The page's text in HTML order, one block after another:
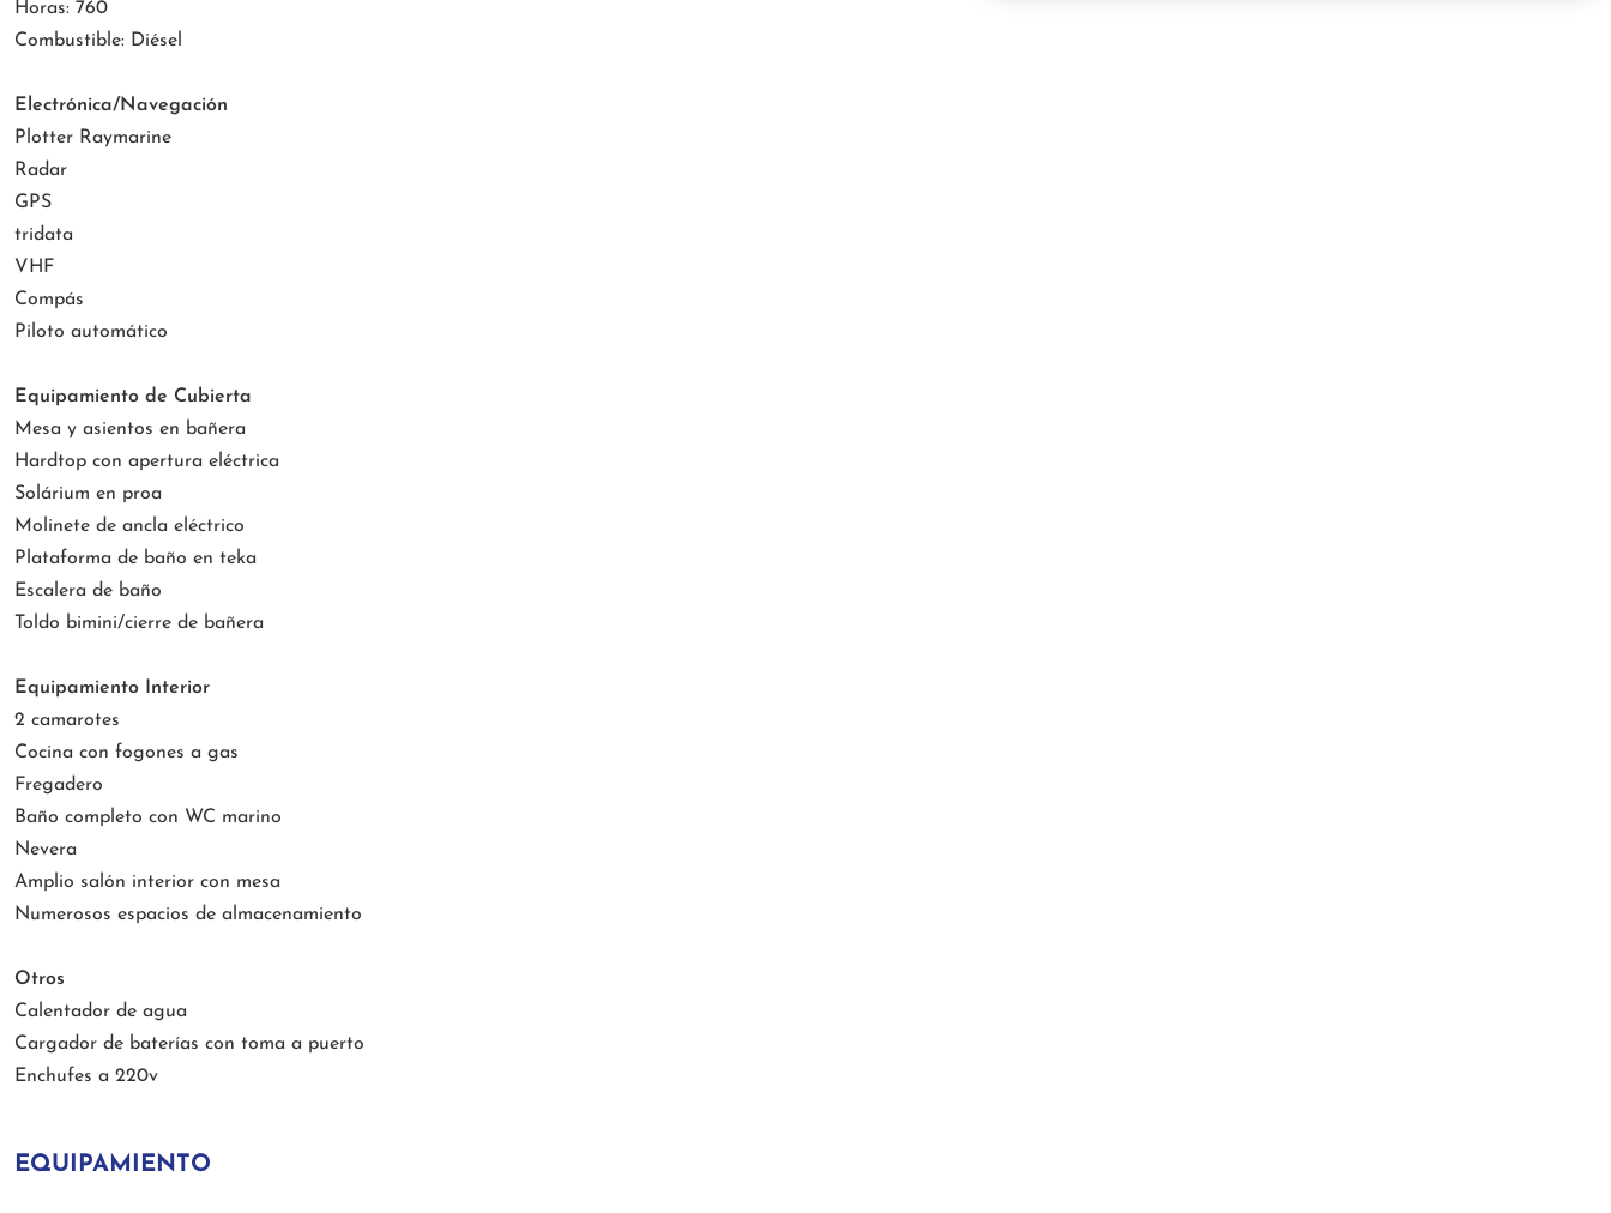
Horas: 760
Combustible: Diésel
Electrónica/Navegación
Plotter Raymarine
Radar
GPS
tridata
VHF
Compás
Piloto automático
Equipamiento de Cubierta
Mesa y asientos en bañera
Hardtop con apertura eléctrica
Solárium en proa
Molinete de ancla eléctrico
Plataforma de baño en teka
Escalera de baño
Toldo bimini/cierre de bañera
Equipamiento Interior
2 camarotes
Cocina con fogones a gas
Fregadero
Baño completo con WC marino
Nevera
Amplio salón interior con mesa
Numerosos espacios de almacenamiento
Otros
Calentador de agua
Cargador de baterías con toma a puerto
Enchufes a 220v
EQUIPAMIENTO